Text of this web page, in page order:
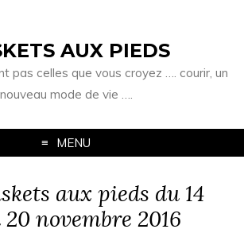
AUX PIEDS
pas celles que vous croyez …. courir, un
nouveau mode de vie ….
MENU
aux pieds du 14
20 novembre 2016